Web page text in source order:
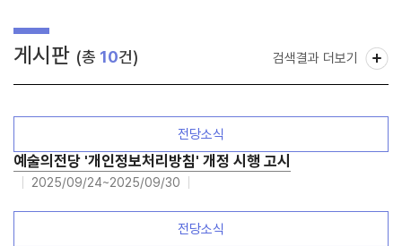
게시판 (총 10건) 검색결과 더보기
전당소식
예술의전당 '개인정보처리방침' 개정 시행 고시
2025/09/24~2025/09/30
전당소식